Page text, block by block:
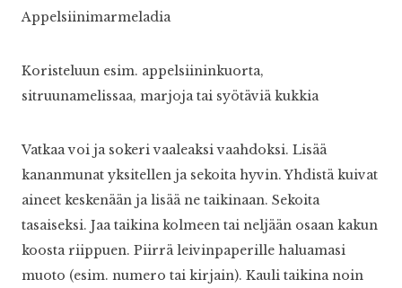
Appelsiinimarmeladia
Koristeluun esim. appelsiininkuorta,
sitruunamelissaa, marjoja tai syötäviä kukkia
Vatkaa voi ja sokeri vaaleaksi vaahdoksi. Lisää
kananmunat yksitellen ja sekoita hyvin. Yhdistä kuivat
aineet keskenään ja lisää ne taikinaan. Sekoita
tasaiseksi. Jaa taikina kolmeen tai neljään osaan kakun
koosta riippuen. Piirrä leivinpaperille haluamasi
muoto (esim. numero tai kirjain). Kauli taikina noin